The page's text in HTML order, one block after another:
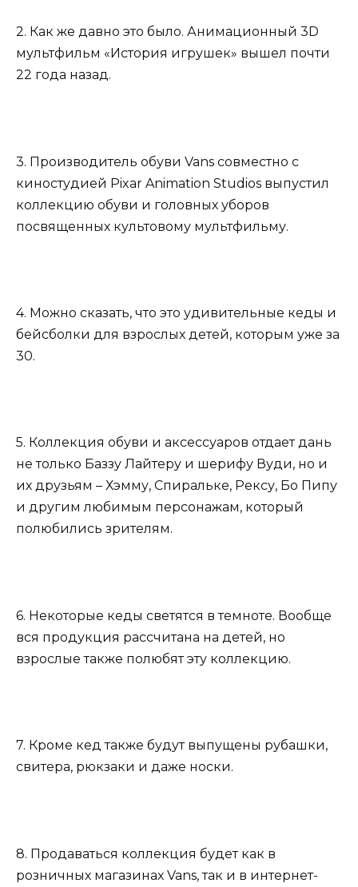
2. Как же давно это было. Анимационный 3D
мультфильм «История игрушек» вышел почти
22 года назад.
3. Производитель обуви Vans совместно с
киностудией Pixar Animation Studios выпустил
коллекцию обуви и головных уборов
посвященных культовому мультфильму.
4. Можно сказать, что это удивительные кеды и
бейсболки для взрослых детей, которым уже за
30.
5. Коллекция обуви и аксессуаров отдает дань
не только Баззу Лайтеру и шерифу Вуди, но и
их друзьям – Хэмму, Спиральке, Рексу, Бо Пипу
и другим любимым персонажам, который
полюбились зрителям.
6. Некоторые кеды светятся в темноте. Вообще
вся продукция рассчитана на детей, но
взрослые также полюбят эту коллекцию.
7. Кроме кед также будут выпущены рубашки,
свитера, рюкзаки и даже носки.
8. Продаваться коллекция будет как в
розничных магазинах Vans, так и в интернет-